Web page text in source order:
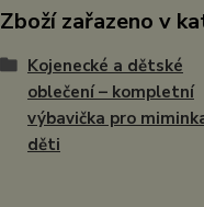
Zboží zařazeno v
Kojenecké a dětské
oblečení – kompletní
výbavička pro
děti